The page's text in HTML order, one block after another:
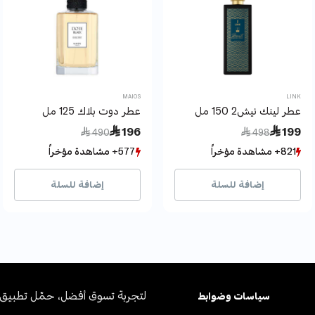
LINK
عطر لينك نيش2 150 مل
 199
Price reduced from
 498
to
821+ مشاهدة مؤخراً
351+ بيع مؤخراً
821+ مشاهدة مؤخراً
351+ بيع مؤخراً
إضافة للسلة
MAIOS
عطر دوت بلاك 125 مل
 196
Price reduced from
 490
to
577+ مشاهدة مؤخراً
250+ بيع مؤخراً
577+ مشاهدة مؤخراً
250+ بيع مؤخراً
إضافة للسلة
سياسات وضوابط لتجربة تسوق أفضل، حمّل